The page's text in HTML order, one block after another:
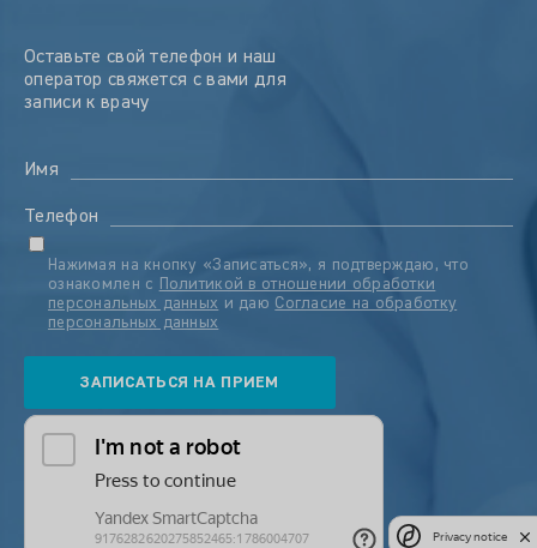
Оставьте свой телефон и наш
оператор свяжется с вами для
записи к врачу
Имя
Телефон
Нажимая на кнопку «Записаться», я подтверждаю, что
ознакомлен с
Политикой в отношении обработки
персональных данных и даю Согласие на обработку
персональных данных
Privacy notice